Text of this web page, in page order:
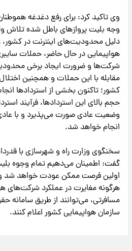
وی تاکید کرد: برای رفع دغدغه
وجه بلیت پروازهای باطل شده تلاش
دلیل محدودیت‌های اینترنت در
هواپیمایی در حال حاضر، حملات
شرکت‌ها و ضرورت ایجاد برخی
مقابله با این حملات و همچنین
کشور؛ تاکنون بخشی از استردادها
حجم بالای این استردادها، فرآیند
وضعیت عادی صورت می‌پذیرد و با
انجام خواهد شد.
سخنگوی وزارت راه و شهرسازی با
گفت: اطمینان می‌دهیم تمام وجوه
اولین فرصت ممکن عودت خواهد شد
هرگونه مغایرت در عملکرد شرکت‌های
مسافرتی، می‌توانند از طریق سامانه
سازمان هواپیمایی کشور اعلام کنند.